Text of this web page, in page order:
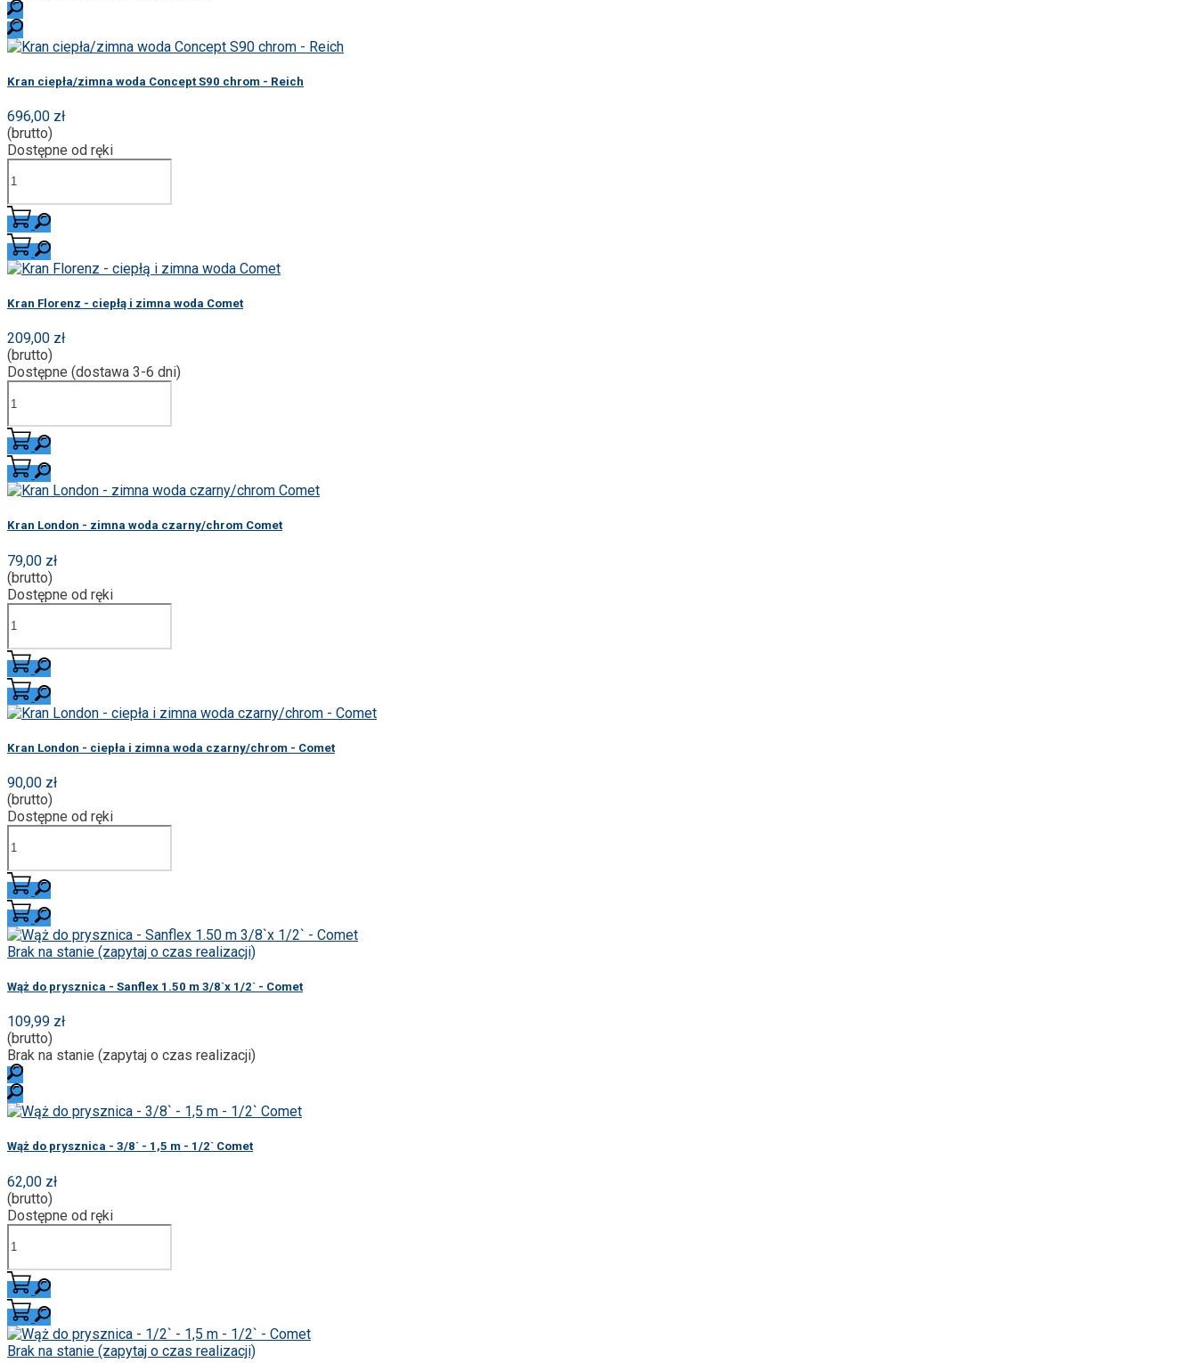
Kran ciepła/zimna woda Concept S90 chrom - Reich
696,00 zł
(brutto)
Dostępne od ręki
Kran Florenz - ciepłą i zimna woda Comet
209,00 zł
(brutto)
Dostępne (dostawa 3-6 dni)
Kran London - zimna woda czarny/chrom Comet
79,00 zł
(brutto)
Dostępne od ręki
Kran London - ciepła i zimna woda czarny/chrom - Comet
90,00 zł
(brutto)
Dostępne od ręki
Brak na stanie (zapytaj o czas realizacji)
Wąż do prysznica - Sanflex 1.50 m 3/8`x 1/2` - Comet
109,99 zł
(brutto)
Brak na stanie (zapytaj o czas realizacji)
Wąż do prysznica - 3/8` - 1,5 m - 1/2` Comet
62,00 zł
(brutto)
Dostępne od ręki
Brak na stanie (zapytaj o czas realizacji)